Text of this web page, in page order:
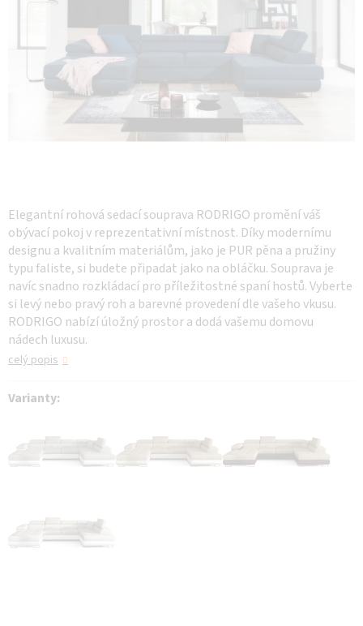
Elegantní rohová sedací souprava RODRIGO promění váš
obývací pokoj v reprezentativní místnost. Díky modernímu
designu a kvalitním materiálům, jako je PUR pěna a pružiny
typu faliste, si budete připadat jako na obláčku. Souprava je
navíc snadno rozkládací pro příležitostné spaní hostů. Vyberte
si levý nebo pravý roh a barevné provedení dle vašeho vkusu.
RODRIGO nabízí úložný prostor a dodá vašemu domovu
nádech luxusu.
celý popis
Varianty: